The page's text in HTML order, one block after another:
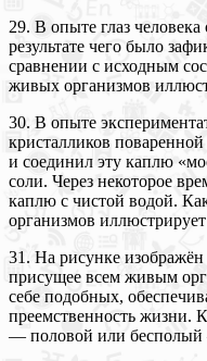
29. В опыте глаз
результате чего было
сравнении с исходным
живых организмов
30. В опыте
кристалликов
и соединил эту каплю
соли. Через некоторое
каплю с чистой водой.
организмов
31. На рисунке
присущее всем живым
себе подобных,
преемственность жизни.
— половой или бесполый